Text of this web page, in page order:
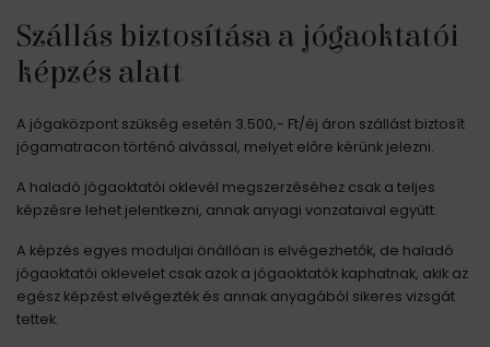
Szállás biztosítása a jógaoktatói
képzés alatt
A jógaközpont szükség esetén 3.500,- Ft/éj áron szállást biztosít
jógamatracon történő alvással, melyet előre kérünk jelezni.
A haladó jógaoktatói oklevél megszerzéséhez csak a teljes
képzésre lehet jelentkezni, annak anyagi vonzataival együtt.
A képzés egyes moduljai önállóan is elvégezhetők, de haladó
jógaoktatói oklevelet csak azok a jógaoktatók kaphatnak, akik az
egész képzést elvégezték és annak anyagából sikeres vizsgát
tettek.